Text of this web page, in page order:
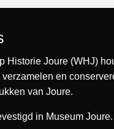
Historie Joure (WHJ)
verzamelen en
van Joure.
in Museum Joure.